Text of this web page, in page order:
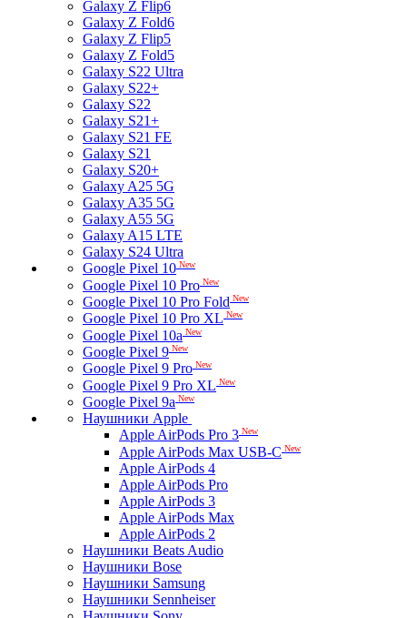
Galaxy Z Flip6
Galaxy Z Fold6
Galaxy Z Flip5
Galaxy Z Fold5
Galaxy S22 Ultra
Galaxy S22+
Galaxy S22
Galaxy S21+
Galaxy S21 FE
Galaxy S21
Galaxy S20+
Galaxy A25 5G
Galaxy A35 5G
Galaxy A55 5G
Galaxy A15 LTE
Galaxy S24 Ultra
Google Pixel 10 New
Google Pixel 10 Pro New
Google Pixel 10 Pro Fold New
Google Pixel 10 Pro XL New
Google Pixel 10a New
Google Pixel 9 New
Google Pixel 9 Pro New
Google Pixel 9 Pro XL New
Google Pixel 9a New
Наушники Apple
Apple AirPods Pro 3 New
Apple AirPods Max USB-C New
Apple AirPods 4
Apple AirPods Pro
Apple AirPods 3
Apple AirPods Max
Apple AirPods 2
Наушники Beats Audio
Наушники Bose
Наушники Samsung
Наушники Sennheiser